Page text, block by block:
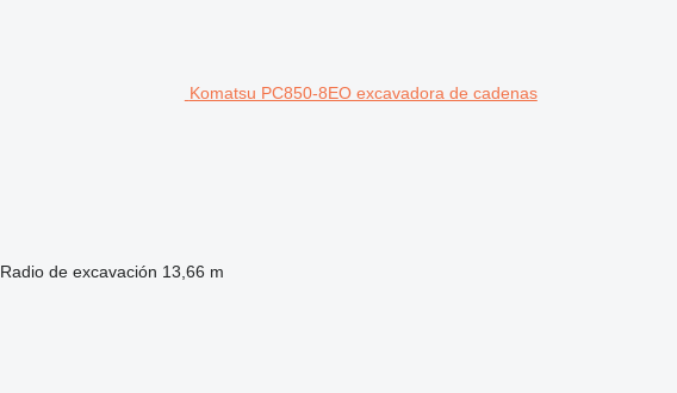
Komatsu PC850-8EO excavadora de cadenas
Radio de excavación 13,66 m